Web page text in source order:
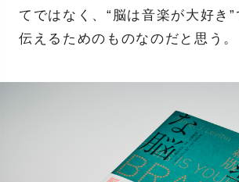
てではなく、“脳は音楽が大好き
伝えるためのものなのだと思う。